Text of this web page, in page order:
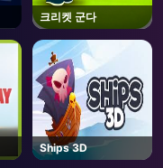
크리켓 군다
Ships 3D